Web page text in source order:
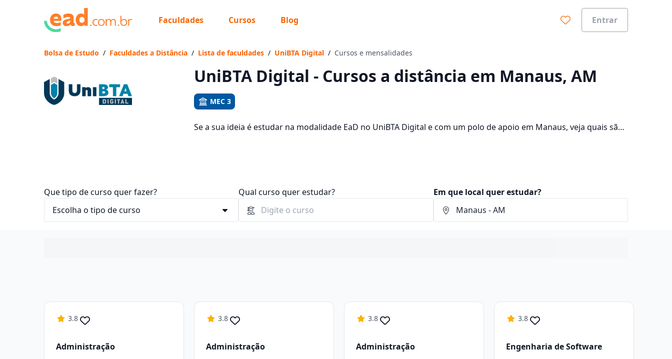
Faculdades Cursos Blog Entrar
Vamos te guiar no caminho ideal para seus estudos
Bolsa de Estudo / Faculdades a Distância / Lista de faculdades / UniBTA Digital / Cursos e mensalidades
UniBTA Digital - Cursos a distância em Manaus, AM
MEC 3
Se a sua ideia é estudar na modalidade EaD no UniBTA Digital e com um polo de apoio em Manaus, veja quais são
Que tipo de curso quer fazer? Qual curso quer estudar? Em que local quer estudar?
3.8
Administração
3.8
Administração
3.8
Administração
3.8
Engenharia de Software